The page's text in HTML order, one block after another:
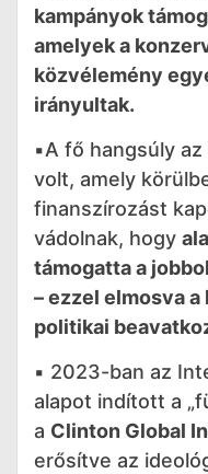
kampányok
amelyek a
közvélemény
irányultak.
▪️A fő hangsúly az
volt, amely
finanszírozást
vádolnak, hogy
támogatta a
– ezzel elmosva
politikai
▪️ 2023-ban az
alapot indított a
a Clinton Global
erősítve az